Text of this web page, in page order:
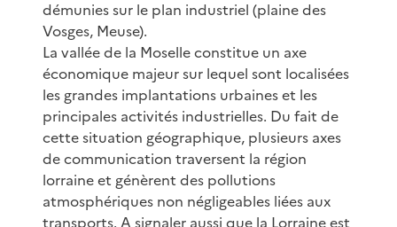
démunies sur le plan industriel (plaine des
Vosges, Meuse).
La vallée de la Moselle constitue un axe
économique majeur sur lequel sont localisées
les grandes implantations urbaines et les
principales activités industrielles. Du fait de
cette situation géographique, plusieurs axes
de communication traversent la région
lorraine et génèrent des pollutions
atmosphériques non négligeables liées aux
transports. A signaler aussi que la Lorraine est